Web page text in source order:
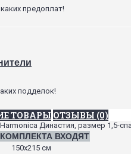
предоплат!
подделок!
ТОВАРЫ ОТЗЫВЫ (0)
Династия, размер 1,5-
ВХОДЯТ
150х215 см